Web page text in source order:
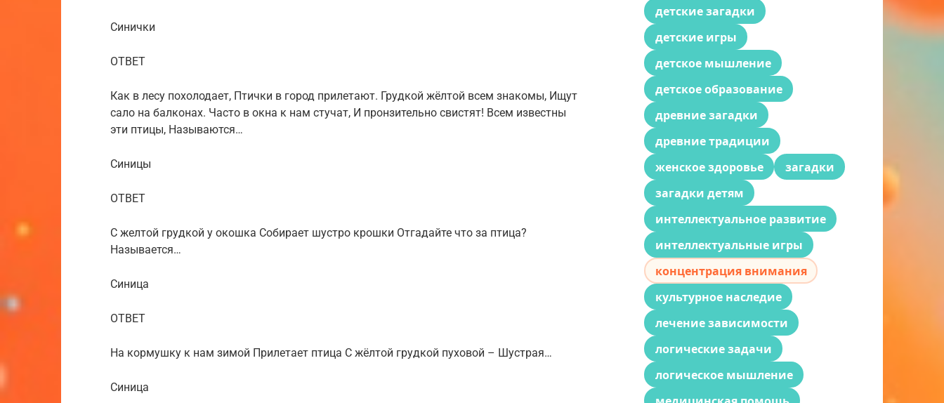
Синички
ОТВЕТ
Как в лесу похолодает, Птички в город прилетают. Грудкой жёлтой всем знакомы, Ищут
сало на балконах. Часто в окна к нам стучат, И пронзительно свистят! Всем известны
эти птицы, Называются…
Синицы
ОТВЕТ
С желтой грудкой у окошка Собирает шустро крошки Отгадайте что за птица?
Называется…
Синица
ОТВЕТ
На кормушку к нам зимой Прилетает птица С жёлтой грудкой пуховой – Шустрая…
Синица
детские загадки
детские игры
детское мышление
детское образование
древние загадки
древние традиции
женское здоровье
загадки
загадки детям
интеллектуальное развитие
интеллектуальные игры
концентрация внимания
культурное наследие
лечение зависимости
логические задачи
логическое мышление